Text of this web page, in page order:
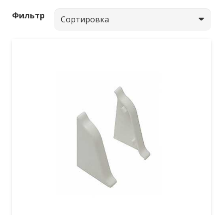
Фильтр